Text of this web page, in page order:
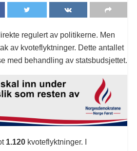
regulert av politikerne. Men
av kvoteflyktninger. Dette antallet
med behandling av statsbudsjettet.
1.120 kvoteflyktninger. I